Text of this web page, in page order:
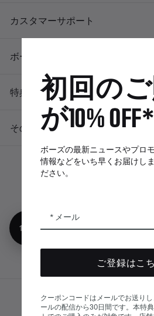
カスタマーサポート
ボーズについて
特典
その他のリンク
© Bose Corporation 2026
初回の
が10% OFF*
ボーズの最新ニュースやプロ
情報などをいち早くお届けし
ださい。
メール
ご登録はこ
クーポンコードはメールでお送り
ールの配信から30日間です。本特
10%オフ